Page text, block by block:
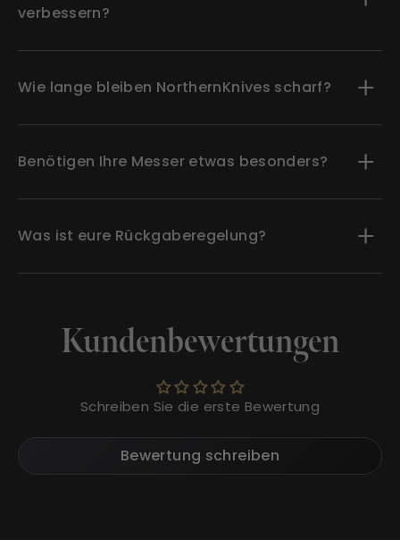
verbessern?
Wie lange bleiben NorthernKnives scharf?
Benötigen Ihre Messer etwas besonders?
Was ist eure Rückgaberegelung?
Kundenbewertungen
Schreiben Sie die erste Bewertung
Bewertung schreiben